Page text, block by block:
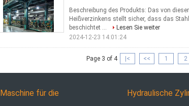
Beschreibung des Produkts: Das von
Heißverzinkens stellt sicher, dass das
beschichtet ...
Lesen Sie weiter
2024-12-23 14:01:24
Page 3 of 4 |< << 1 2
Maschine für die
Hydraulische